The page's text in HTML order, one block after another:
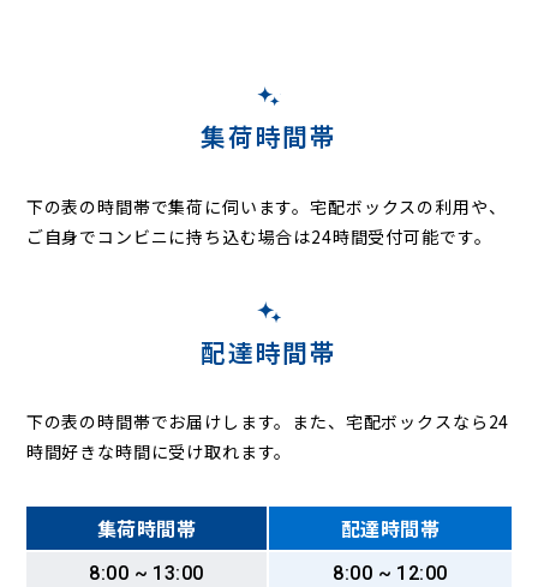
集荷時間帯
下の表の時間帯で集荷に伺います。宅配ボックスの利用や、
ご自身でコンビニに持ち込む場合は24時間受付可能です。
配達時間帯
下の表の時間帯でお届けします。また、宅配ボックスなら24
時間好きな時間に受け取れます。
集荷時間帯 配達時間帯
8:00 ~ 13:00
8:00 ~ 12:00